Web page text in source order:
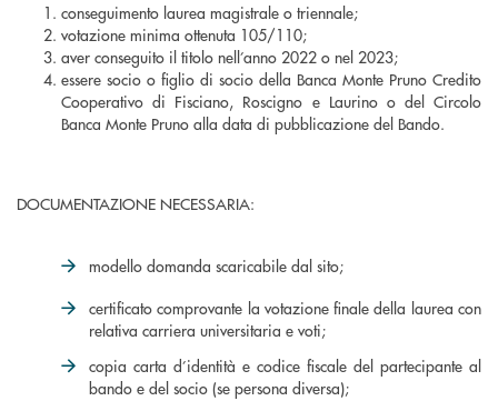
conseguimento laurea magistrale o triennale;
votazione minima ottenuta 105/110;
aver conseguito il titolo nell’anno 2022 o nel 2023;
essere socio o figlio di socio della Banca Monte Pruno Credito
Cooperativo di Fisciano, Roscigno e Laurino o del Circolo
Banca Monte Pruno alla data di pubblicazione del Bando.
DOCUMENTAZIONE NECESSARIA:
modello domanda scaricabile dal sito;
certificato comprovante la votazione finale della laurea con
relativa carriera universitaria e voti;
copia carta d’identità e codice fiscale del partecipante al
bando e del socio (se persona diversa);